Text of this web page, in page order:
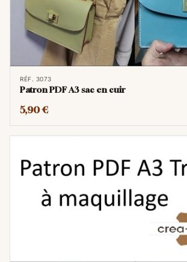
RÉF. 3073
Patron PDF A3 sac en cuir
5,90 €